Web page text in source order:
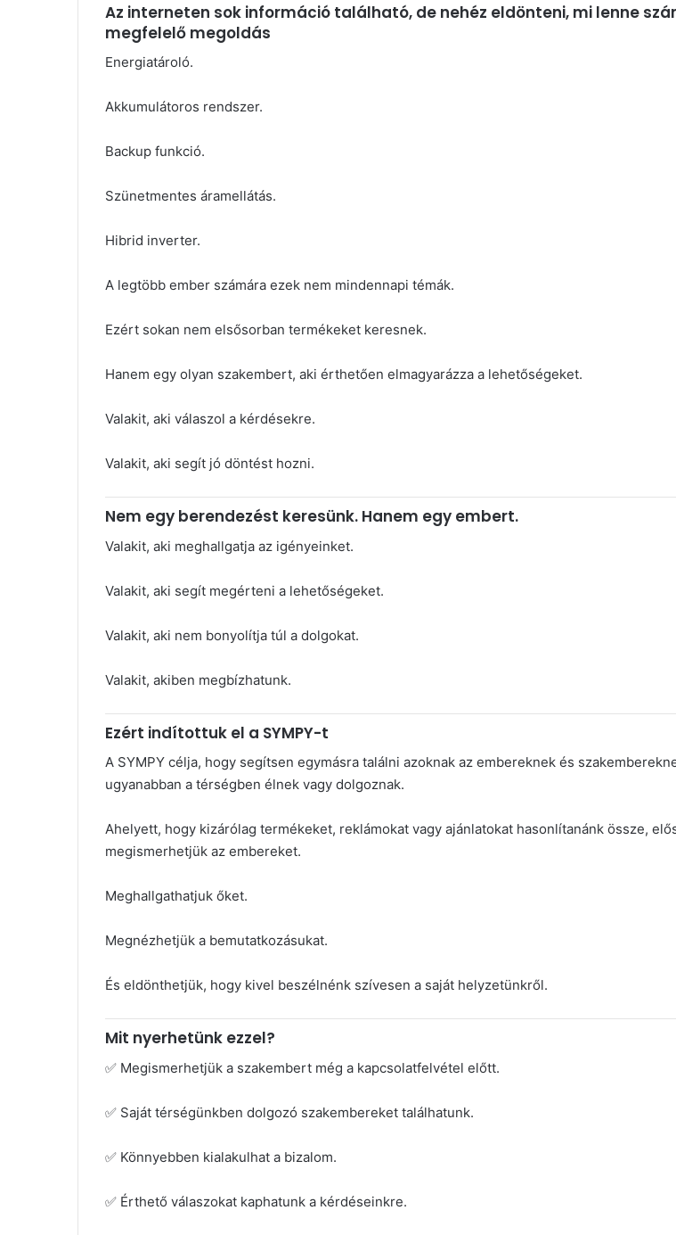
Az interneten sok információ található, de nehéz eldönteni, mi lenne
megfelelő megoldás
Energiatároló.
Akkumulátoros rendszer.
Backup funkció.
Szünetmentes áramellátás.
Hibrid inverter.
A legtöbb ember számára ezek nem mindennapi témák.
Ezért sokan nem elsősorban termékeket keresnek.
Hanem egy olyan szakembert, aki érthetően elmagyarázza a lehetőségeket.
Valakit, aki válaszol a kérdésekre.
Valakit, aki segít jó döntést hozni.
Nem egy berendezést keresünk. Hanem egy embert.
Valakit, aki meghallgatja az igényeinket.
Valakit, aki segít megérteni a lehetőségeket.
Valakit, aki nem bonyolítja túl a dolgokat.
Valakit, akiben megbízhatunk.
Ezért indítottuk el a SYMPY-t
A SYMPY célja, hogy segítsen egymásra találni azoknak az embereknek és
ugyanabban a térségben élnek vagy dolgoznak.
Ahelyett, hogy kizárólag termékeket, reklámokat vagy ajánlatokat hasonlítanánk össze,
megismerhetjük az embereket.
Meghallgathatjuk őket.
Megnézhetjük a bemutatkozásukat.
És eldönthetjük, hogy kivel beszélnénk szívesen a saját helyzetünkről.
Mit nyerhetünk ezzel?
✅ Megismerhetjük a szakembert még a kapcsolatfelvétel előtt.
✅ Saját térségünkben dolgozó szakembereket találhatunk.
✅ Könnyebben kialakulhat a bizalom.
✅ Érthető válaszokat kaphatunk a kérdéseinkre.